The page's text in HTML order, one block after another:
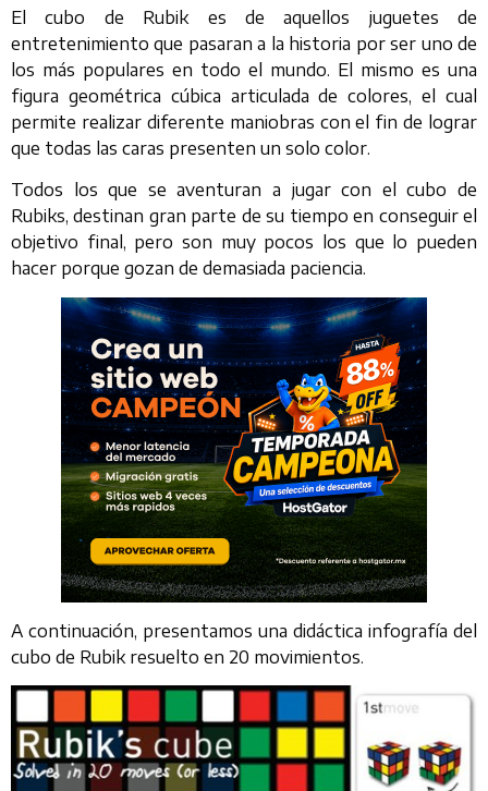
El cubo de Rubik es de aquellos juguetes de
entretenimiento que pasaran a la historia por ser uno de
los más populares en todo el mundo. El mismo es una
figura geométrica cúbica articulada de colores, el cual
permite realizar diferente maniobras con el fin de lograr
que todas las caras presenten un solo color.
Todos los que se aventuran a jugar con el cubo de
Rubiks, destinan gran parte de su tiempo en conseguir el
objetivo final, pero son muy pocos los que lo pueden
hacer porque gozan de demasiada paciencia.
A continuación, presentamos una didáctica infografía del
cubo de Rubik resuelto en 20 movimientos.